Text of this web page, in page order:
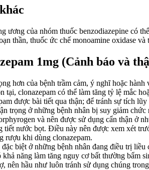
ương của nhóm thuốc benzodiazepine có
thần, thuốc ức chế monoamine oxidase
1mg (Cảnh báo và
hơn của bệnh trầm cảm, ý nghĩ hoặc
tại, clonazepam có thể làm tăng tỷ lệ mắc
được bài tiết qua thận; để tránh sự tích
trọng ở những bệnh nhân bị suy giảm chức
và nên được sử dụng cẩn thận ở
tiết nước bọt. Điều này nên được xem xét
rượu khi dùng clonazepam.
biệt ở những bệnh nhân đang điều trị
khả năng làm tăng nguy cơ bất thường bẩm
nên hầu như luôn tránh sử dụng chúng